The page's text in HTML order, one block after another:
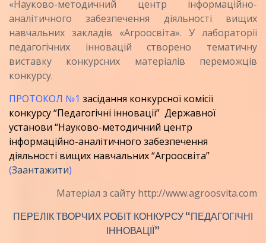
«Науково-методичний центр інформаційно-
аналітичного забезпечення діяльності вищих
навчальних закладів «Агроосвіта». У лабораторії
педагогічних інновацій створено тематичну
виставку конкурсних матеріалів переможців
конкурсу.
ПРОТОКОЛ №1 засідання конкурсної комісії
конкурсу “Педагогічні інновації” Державної
установи “Науково-методичний центр
інформаційно-аналітичного забезпечення
діяльності вищих навчальних “Агроосвіта”
(Заантажити)
Матеріал з сайту http://www.agroosvita.com
ПЕРЕЛІК ТВОРЧИХ РОБІТ КОНКУРСУ “ПЕДАГОГІЧНІ
ІННОВАЦІЇ”